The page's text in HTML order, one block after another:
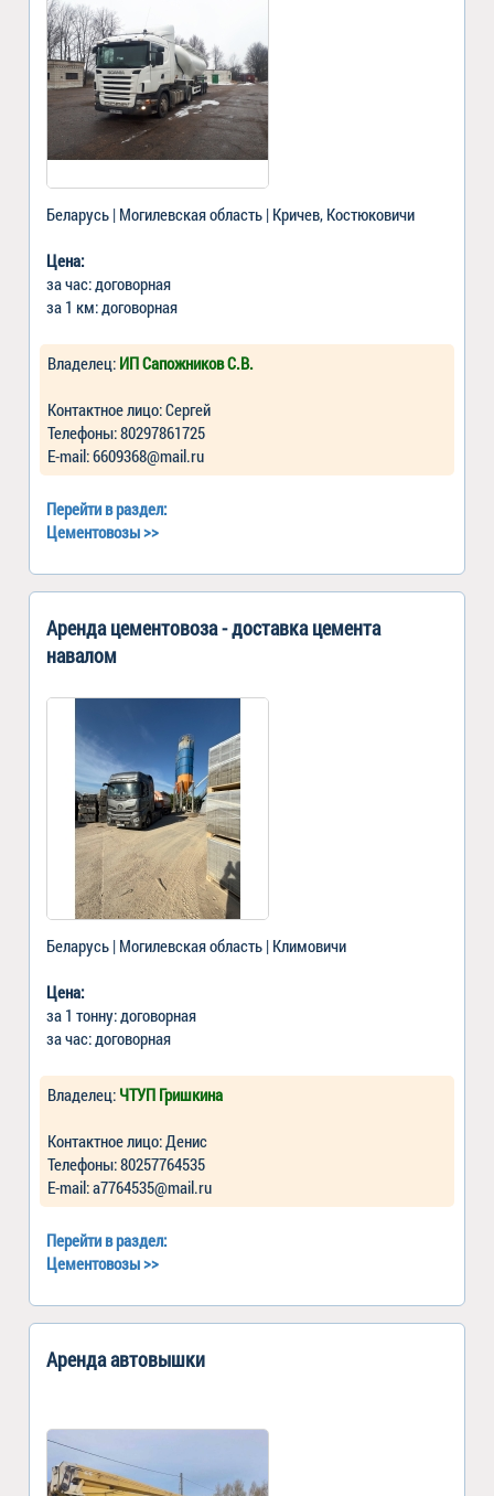
Беларусь | Могилевская область | Кричев, Костюковичи
Цена:
за час: договорная
за 1 км: договорная
Владелец: ИП Сапожников С.В.
Контактное лицо: Сергей
Телефоны: 80297861725
Е-mail: 6609368@mail.ru
Перейти в раздел:
Цементовозы>>
Аренда цементовоза - доставка цемента
навалом
Беларусь | Могилевская область | Климовичи
Цена:
за 1 тонну: договорная
за час: договорная
Владелец: ЧТУП Гришкина
Контактное лицо: Денис
Телефоны: 80257764535
Е-mail: a7764535@mail.ru
Перейти в раздел:
Цементовозы>>
Аренда автовышки